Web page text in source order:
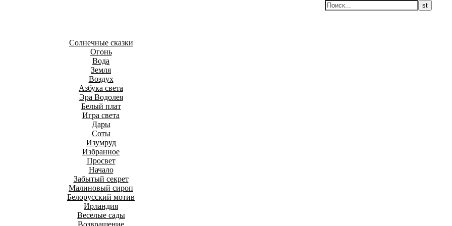
Солнечные сказки
Огонь
Вода
Земля
Воздух
Азбука света
Эра Водолея
Белый плат
Игра света
Дары
Соты
Изумруд
Избранное
Просвет
Начало
Забытый секрет
Малиновый сироп
Белорусский мотив
Ирландия
Веселые сады
Возвращение